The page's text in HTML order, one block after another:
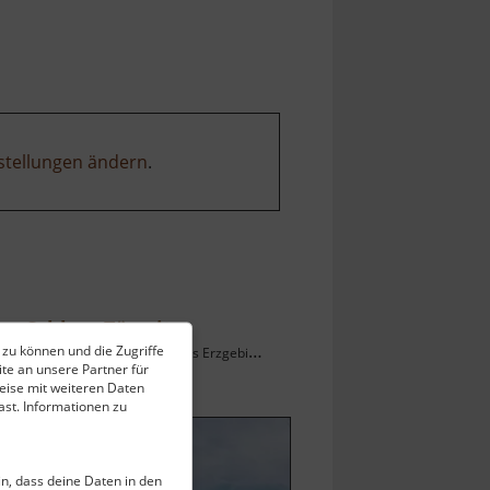
können und die Zugriffe
an unsere Partner für
mit weiteren Daten
Informationen zu
dass deine Daten in den
ändern.
Schloss Türmitz
Zámek Trmice / Böhmisches Erzgebirge
vom 07.06.2026 / Zugriffe: 10548
vom aktuellen Standort